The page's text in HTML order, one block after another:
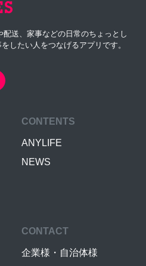
送、家事などの日常のちょっとし
したい人をつなげるアプリです。
CONTENTS
ANYLIFE
NEWS
CONTACT
企業様・自治体様